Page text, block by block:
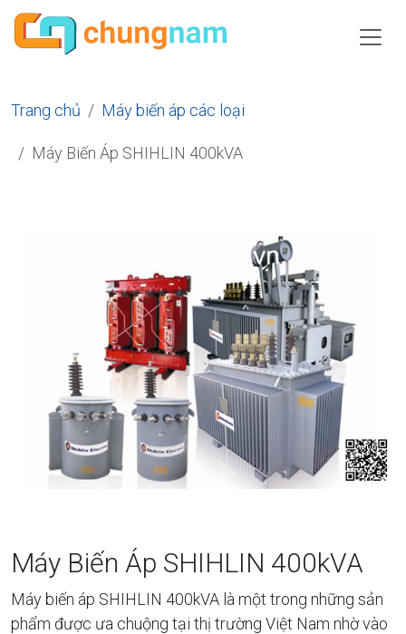
Trang chủ Máy biến áp các loại
Máy Biến Áp SHIHLIN 400kVA
Máy Biến Áp SHIHLIN 400kVA
Máy biến áp SHIHLIN 400kVA là một trong những sản
phẩm được ưa chuộng tại thị trường Việt Nam nhờ vào